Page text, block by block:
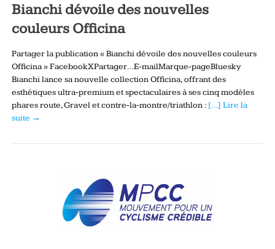
Bianchi dévoile des nouvelles
couleurs Officina
Partager la publication « Bianchi dévoile des nouvelles couleurs
Officina » FacebookXPartager…E-mailMarque-pageBluesky
Bianchi lance sa nouvelle collection Officina, offrant des
esthétiques ultra‑premium et spectaculaires à ses cinq modèles
phares route, Gravel et contre‑la‑montre/triathlon : […] Lire la
suite →